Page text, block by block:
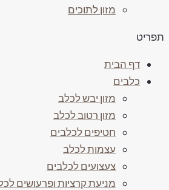
מזון לתוכים
דף הבית
כלבים
מזון יבש לכלב
מזון רטוב לכלב
חטיפים לכלבים
עצמות לכלב
צעצועים לכלבים
מניעת קרציות ופרעושים לכלב